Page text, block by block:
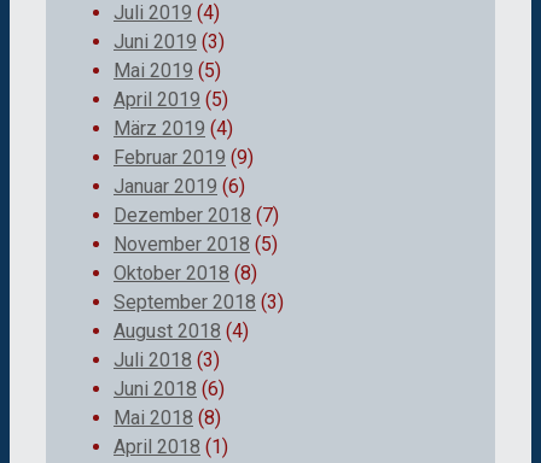
Juli 2019 (4)
Juni 2019 (3)
Mai 2019 (5)
April 2019 (5)
März 2019 (4)
Februar 2019 (9)
Januar 2019 (6)
Dezember 2018 (7)
November 2018 (5)
Oktober 2018 (8)
September 2018 (3)
August 2018 (4)
Juli 2018 (3)
Juni 2018 (6)
Mai 2018 (8)
April 2018 (1)